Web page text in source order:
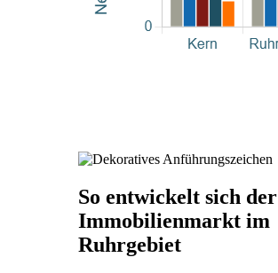
So entwickelt sich der
Immobilienmarkt im
Ruhrgebiet